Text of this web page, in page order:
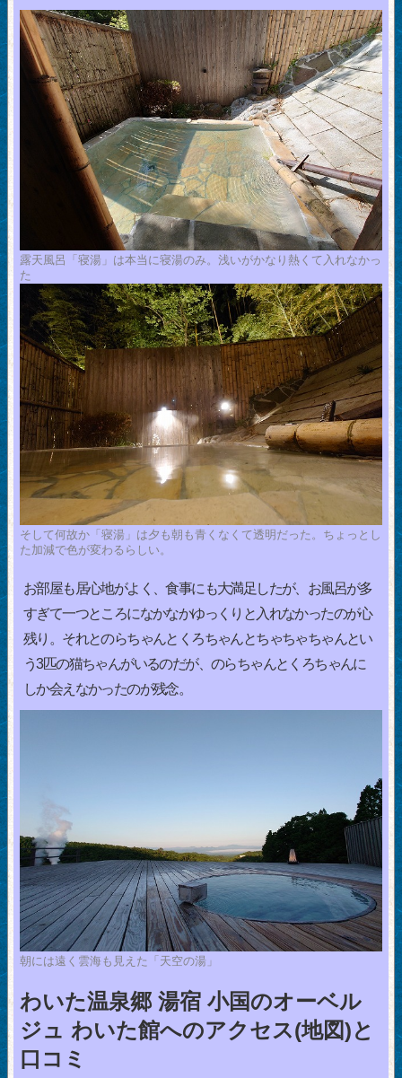
露天風呂「寝湯」は本当に寝湯のみ。浅いがかなり熱くて入れなかっ
た
そして何故か「寝湯」は夕も朝も青くなくて透明だった。ちょっとし
た加減で色が変わるらしい。
お部屋も居心地がよく、食事にも大満足したが、お風呂が多
すぎて一つところになかなかゆっくりと入れなかったのが心
残り。それとのらちゃんとくろちゃんとちゃちゃちゃんとい
う3匹の猫ちゃんがいるのだが、のらちゃんとくろちゃんに
しか会えなかったのが残念。
朝には遠く雲海も見えた「天空の湯」
わいた温泉郷 湯宿 小国のオーベル
ジュ わいた館へのアクセス(地図)と
口コミ